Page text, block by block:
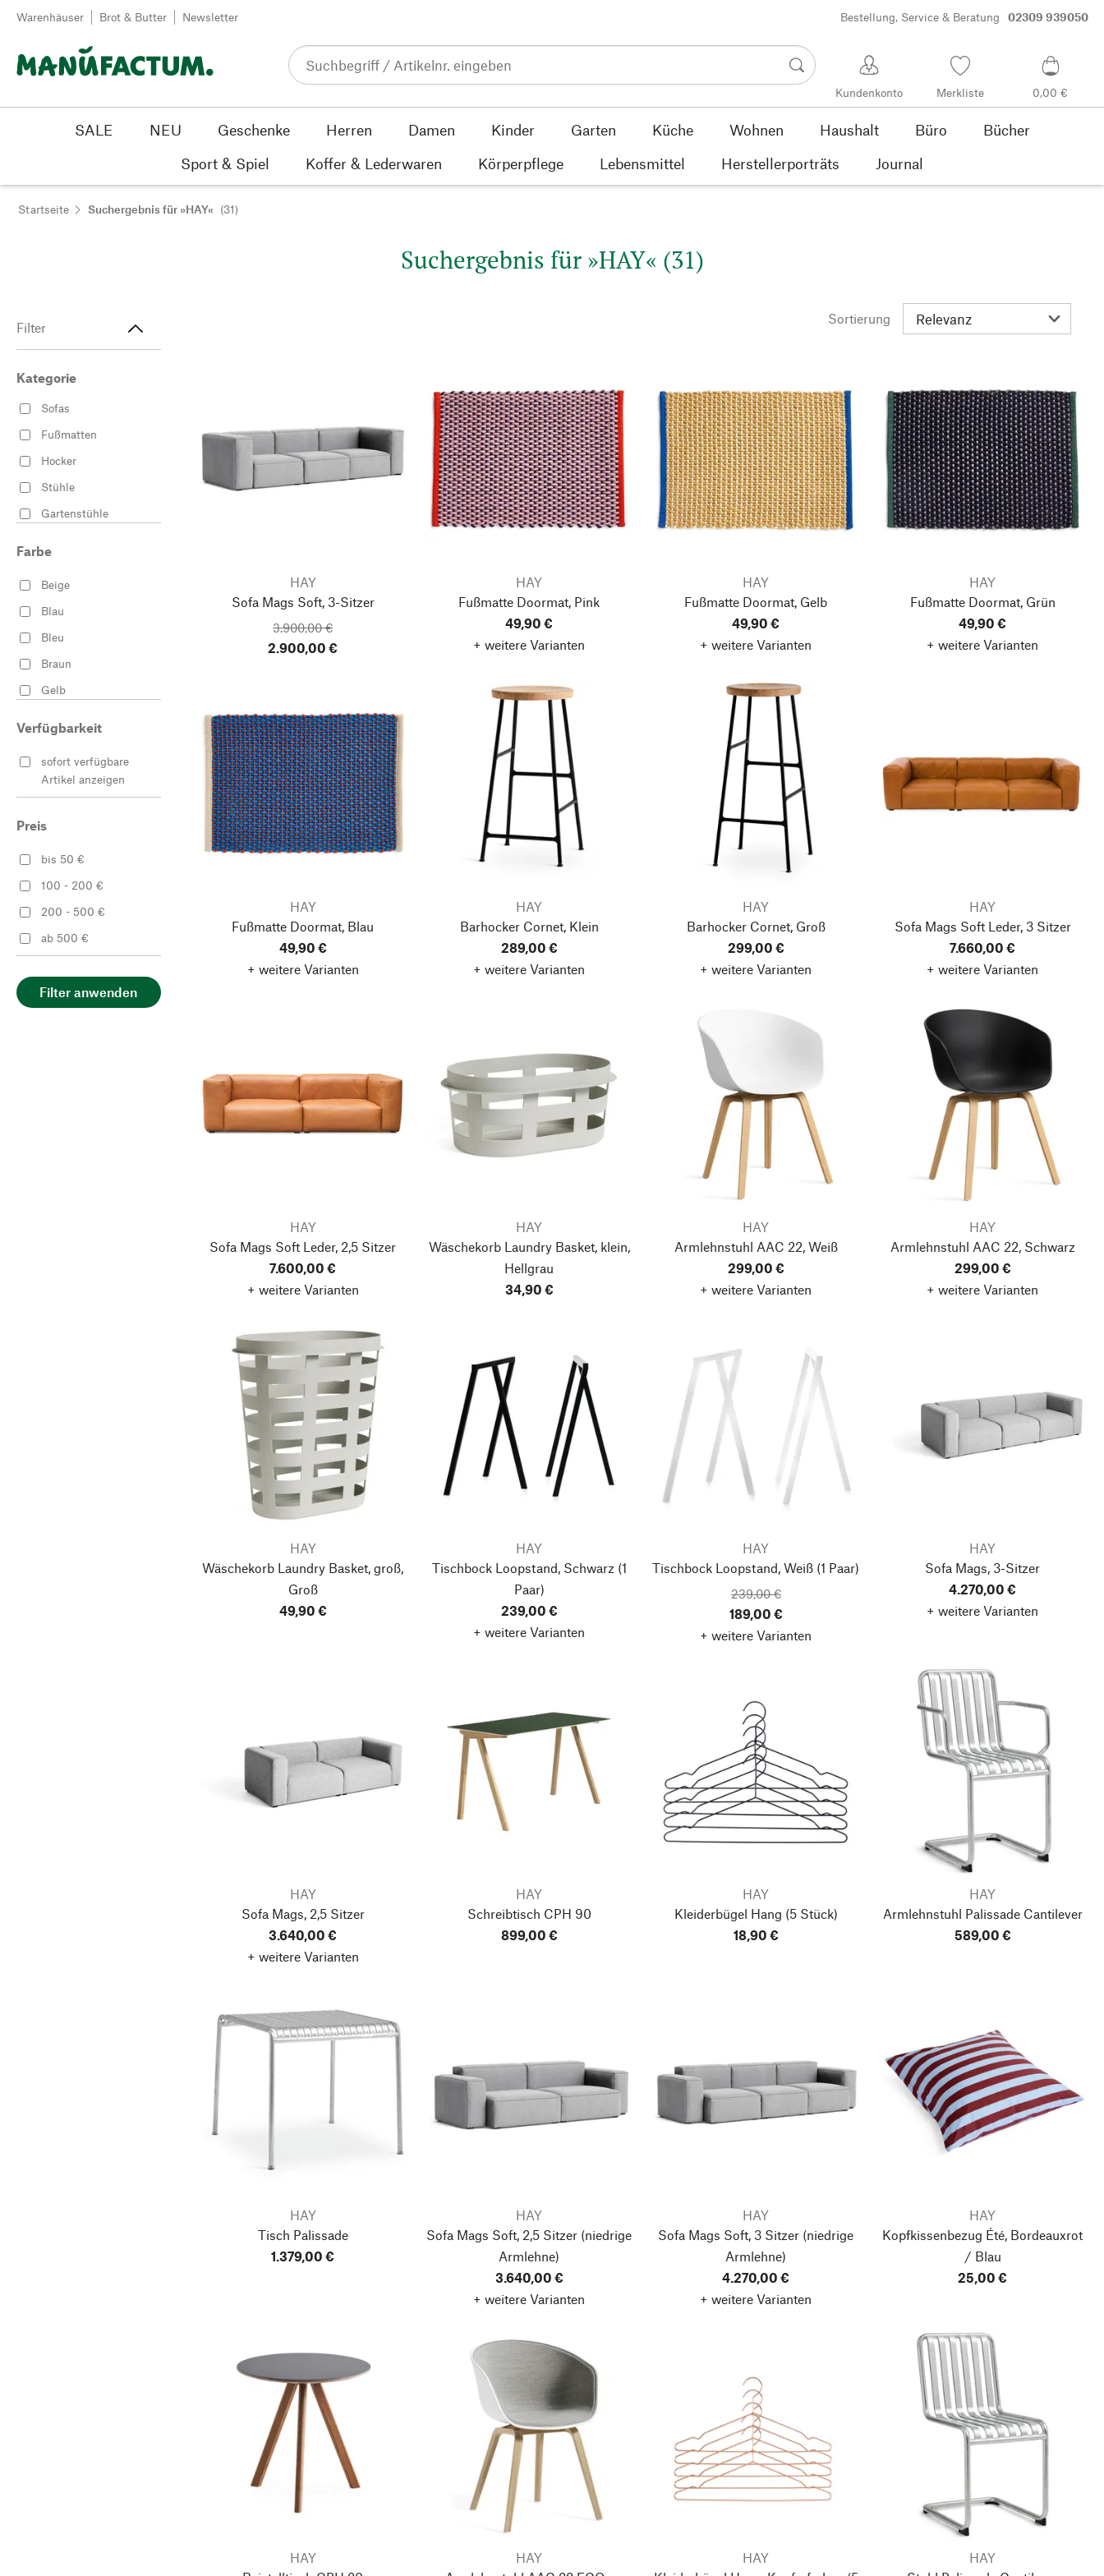
Zum Inhalt springen
Warenhäuser Brot & Butter Newsletter Bestellung, Service & Beratung 02309 939050
Kundenkonto Merkliste 0,00 €
SALE NEU Geschenke Herren Damen Kinder Garten Küche Wohnen Haushalt Büro
Bücher
Sport & Spiel
Koffer & Lederwaren Körperpflege Lebensmittel Herstellerporträts Journal
Startseite Suchergebnis für »HAY« (31)
Suchergebnis für »HAY« (31)
Filter
Kategorie
Sofas
Fußmatten
Hocker
Stühle
Gartenstühle
Wäschekörbe
Beistelltische
Bettwäsche
Gartentische
Schreibtische
Farbe
Beige
Blau
Bleu
Braun
Gelb
Kupferfarben
Pink
Rosa
Verfügbarkeit
sofort verfügbare
Artikel anzeigen
Preis
bis 50 €
100 - 200 €
200 - 500 €
ab 500 €
Filter anwenden
Sortierung
HAY
Sofa Mags Soft, 3-Sitzer
3.900,00 €
2.900,00 €
HAY
Fußmatte Doormat, Pink
49,90 €
+ weitere Varianten
HAY
Fußmatte Doormat, Gelb
49,90 €
+ weitere Varianten
HAY
Fußmatte Doormat, Grün
49,90 €
+ weitere Varianten
HAY
Fußmatte Doormat, Blau
49,90 €
+ weitere Varianten
HAY
Barhocker Cornet, Klein
289,00 €
+ weitere Varianten
HAY
Barhocker Cornet, Groß
299,00 €
+ weitere Varianten
HAY
Sofa Mags Soft Leder, 3 Sitzer
7.660,00 €
+ weitere Varianten
HAY
Sofa Mags Soft Leder, 2,5 Sitzer
7.600,00 €
+ weitere Varianten
HAY
Wäschekorb Laundry Basket, klein,
Hellgrau
34,90 €
HAY
Armlehnstuhl AAC 22, Weiß
299,00 €
+ weitere Varianten
HAY
Armlehnstuhl AAC 22, Schwarz
299,00 €
+ weitere Varianten
HAY
Wäschekorb Laundry Basket, groß,
Groß
49,90 €
HAY
Tischbock Loopstand, Schwarz (1
Paar)
239,00 €
+ weitere Varianten
HAY
Tischbock Loopstand, Weiß (1 Paar)
239,00 €
189,00 €
+ weitere Varianten
HAY
Sofa Mags, 3-Sitzer
4.270,00 €
+ weitere Varianten
HAY
Sofa Mags, 2,5 Sitzer
3.640,00 €
+ weitere Varianten
HAY
Schreibtisch CPH 90
899,00 €
HAY
Kleiderbügel Hang (5 Stück)
18,90 €
HAY
Armlehnstuhl Palissade Cantilever
589,00 €
HAY
Tisch Palissade
1.379,00 €
HAY
Sofa Mags Soft, 2,5 Sitzer (niedrige
Armlehne)
3.640,00 €
+ weitere Varianten
HAY
Sofa Mags Soft, 3 Sitzer (niedrige
Armlehne)
4.270,00 €
+ weitere Varianten
HAY
Kopfkissenbezug Été, Bordeauxrot
/ Blau
25,00 €
HAY
HAY
HAY
HAY